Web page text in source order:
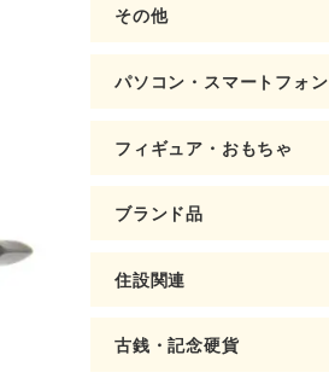
その他
パソコン・スマートフォン
フィギュア・おもちゃ
ブランド品
住設関連
古銭・記念硬貨